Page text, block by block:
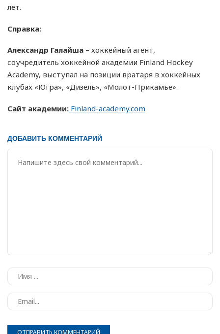
лет.
Справка:
Александр Галайша – хоккейный агент,
соучредитель хоккейной академии Finland Hockey
Academy, выступал на позиции вратаря в хоккейных
клубах «Югра», «Дизель», «Молот-Прикамье».
Сайт академии: Finland-academy.com
ДОБАВИТЬ КОММЕНТАРИЙ